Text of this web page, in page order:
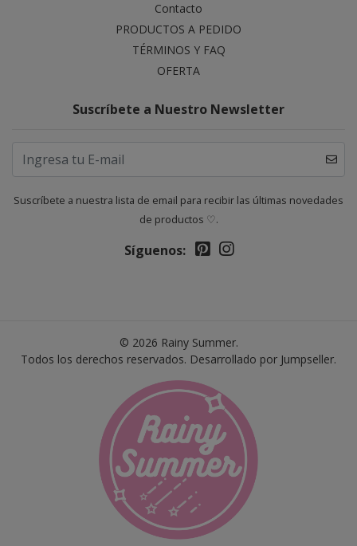
Contacto
PRODUCTOS A PEDIDO
TÉRMINOS Y FAQ
OFERTA
Suscríbete a Nuestro Newsletter
Suscríbete a nuestra lista de email para recibir las últimas novedades
de productos ♡.
Síguenos:
© 2026 Rainy Summer.
Todos los derechos reservados. Desarrollado por Jumpseller.